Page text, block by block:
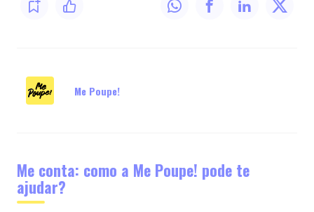
Me Poupe!
Me conta: como a Me Poupe! pode te
ajudar?